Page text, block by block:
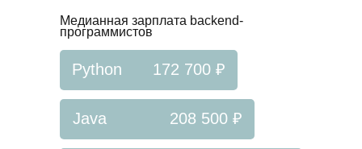
Медианная зарплата backend-
программистов
172 700 ₽
208 500 ₽
Python
Java